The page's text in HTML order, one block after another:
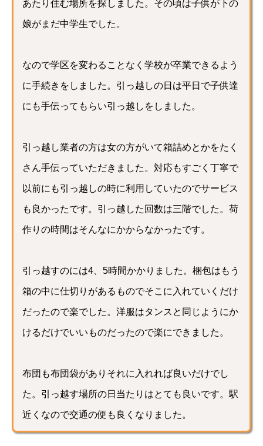
あたり住む場所を探しました。その頃は子供が下の
娘がまだ中学生でした。
なので学区を変わることなく学校が卒業できるよう
に手続きをしました。引っ越しの日は平日で子供達
にも手伝ってもらい引っ越しをしました。
引っ越し業者の方は女の方がいて箱詰めとかをたく
さん手伝っていただきました。対応もすごく丁寧で
以前にも引っ越しの時に利用していたのでサービス
も良かったです。引っ越した回数は三階でした。荷
作りの時間はそんなにかからなかったです。
引っ越すのには4、5時間かかりました。梱包はもう
箱の中に仕切りがあるものでそこに入れていくだけ
だったので楽でした。洋服はタンスと同じようにか
けるだけでいいものだったので楽にできました。
布団も布団袋がありそれに入れれば良いだけでし
た。引っ越す場所の日当たりはとても良いです。駅
近くなので交通の便も良くなりました。